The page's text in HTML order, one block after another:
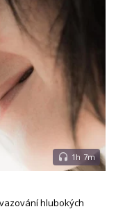
1h 7m
hlubokých